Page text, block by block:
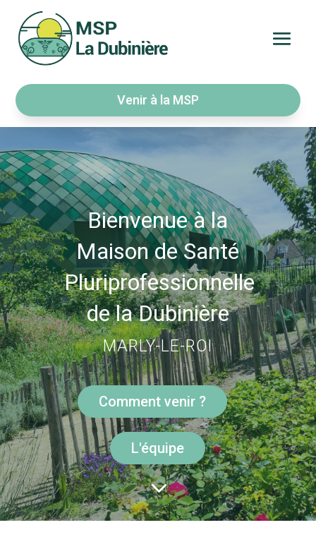
Venir à la MSP
Bienvenue à la
Maison de Santé
Pluriprofessionnelle
de la Dubinière
MARLY-LE-ROI
Comment venir ?
L'équipe
3